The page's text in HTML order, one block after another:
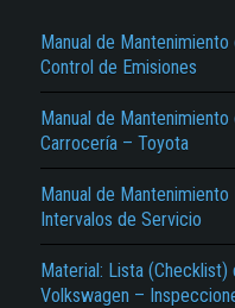
Manual de
Control de Emisiones
Manual de
Carrocería – Toyota
Manual de
Intervalos de Servicio
Material: Lista
Volkswagen –
Texto o